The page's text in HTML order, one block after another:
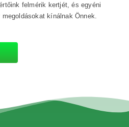
felmérik kertjét, és egyéni
kínálnak Önnek.